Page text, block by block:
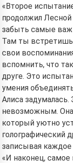
«Второе
продолжил
забыть самые
Там ты встретишь
свои
вспомнить, что
друге. Это
умения
Алиса
невозможным. Она
который уютно
голографический
записывая каждое
«И наконец,